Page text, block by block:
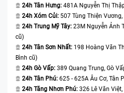
24h Tân Hưng: 481A Nguyễn Thị
24h Xóm Củi: 507 Tùng Thiện
24h Trung Mỹ Tây: 23M Nguyễn Ảnh
cũ)
24h Tân Sơn Nhất: 198 Hoàng Văn
Bình cũ)
24h Gò Vấp: 389 Quang Trung, Gò
24h Tân Phú: 625 - 625A Âu Cơ, Tân
24h Tăng Nhơn Phú: 326 Lê Văn Việt,